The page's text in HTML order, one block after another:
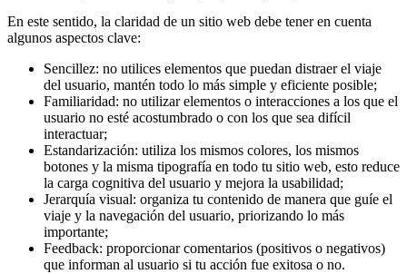
En este sentido, la claridad de un sitio web debe tener en cuenta
algunos aspectos clave:
Sencillez: no utilices elementos que puedan distraer el viaje
del usuario, mantén todo lo más simple y eficiente posible;
Familiaridad: no utilizar elementos o interacciones a los que el
usuario no esté acostumbrado o con los que sea difícil
interactuar;
Estandarización: utiliza los mismos colores, los mismos
botones y la misma tipografía en todo tu sitio web, esto reduce
la carga cognitiva del usuario y mejora la usabilidad;
Jerarquía visual: organiza tu contenido de manera que guíe el
viaje y la navegación del usuario, priorizando lo más
importante;
Feedback: proporcionar comentarios (positivos o negativos)
que informan al usuario si tu acción fue exitosa o no.